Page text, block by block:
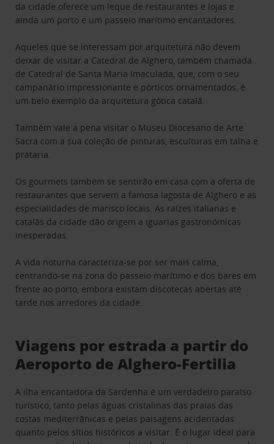
da cidade oferece um leque de restaurantes e lojas e
ainda um porto e um passeio marítimo encantadores.
Aqueles que se interessam por arquitetura não devem
deixar de visitar a Catedral de Alghero, também chamada
de Catedral de Santa Maria Imaculada, que, com o seu
campanário impressionante e pórticos ornamentados, é
um belo exemplo da arquitetura gótica catalã.
Também vale a pena visitar o Museu Diocesano de Arte
Sacra com a sua coleção de pinturas, esculturas em talha e
prataria.
Os gourmets também se sentirão em casa com a oferta de
restaurantes que servem a famosa lagosta de Alghero e as
especialidades de marisco locais. As raízes italianas e
catalãs da cidade dão origem a iguarias gastronómicas
inesperadas.
A vida noturna caracteriza-se por ser mais calma,
centrando-se na zona do passeio marítimo e dos bares em
frente ao porto, embora existam discotecas abertas até
tarde nos arredores da cidade.
Viagens por estrada a partir do
Aeroporto de Alghero-Fertilia
A ilha encantadora da Sardenha é um verdadeiro paraíso
turístico, tanto pelas águas cristalinas das praias das
costas mediterrânicas e pelas paisagens acidentadas
quanto pelos sítios históricos a visitar. É o lugar ideal para